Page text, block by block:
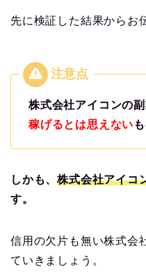
先に検証した結果からお
株式会社アイコンの
稼げるとは思えない
しかも、株式会社アイコ
す。
信用の欠片も無い株式会
ていきましょう。